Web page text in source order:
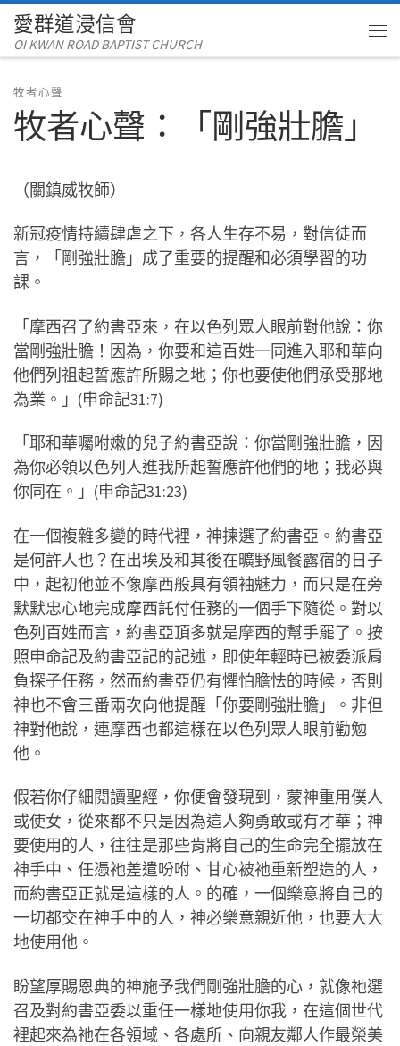
Skip to content
愛群道浸信會
OI KWAN ROAD BAPTIST CHURCH
牧者心聲
牧者心聲：「剛強壯膽」
（關鎮威牧師）
新冠疫情持續肆虐之下，各人生存不易，對信徒而
言，「剛強壯膽」成了重要的提醒和必須學習的功
課。
「摩西召了約書亞來，在以色列眾人眼前對他說：你
當剛強壯膽！因為，你要和這百姓一同進入耶和華向
他們列祖起誓應許所賜之地；你也要使他們承受那地
為業。」(申命記31:7)
「耶和華囑咐嫩的兒子約書亞說：你當剛強壯膽，因
為你必領以色列人進我所起誓應許他們的地；我必與
你同在。」(申命記31:23)
在一個複雜多變的時代裡，神揀選了約書亞。約書亞
是何許人也？在出埃及和其後在曠野風餐露宿的日子
中，起初他並不像摩西般具有領袖魅力，而只是在旁
默默忠心地完成摩西託付任務的一個手下隨從。對以
色列百姓而言，約書亞頂多就是摩西的幫手罷了。按
照申命記及約書亞記的記述，即使年輕時已被委派肩
負探子任務，然而約書亞仍有懼怕膽怯的時候，否則
神也不會三番兩次向他提醒「你要剛強壯膽」。非但
神對他說，連摩西也都這樣在以色列眾人眼前勸勉
他。
假若你仔細閱讀聖經，你便會發現到，蒙神重用僕人
或使女，從來都不只是因為這人夠勇敢或有才華；神
要使用的人，往往是那些肯將自己的生命完全擺放在
神手中、任憑祂差遣吩咐、甘心被祂重新塑造的人，
而約書亞正就是這樣的人。的確，一個樂意將自己的
一切都交在神手中的人，神必樂意親近他，也要大大
地使用他。
盼望厚賜恩典的神施予我們剛強壯膽的心，就像祂選
召及對約書亞委以重任一樣地使用你我，在這個世代
裡起來為祂在各領域、各處所、向親友鄰人作最榮美